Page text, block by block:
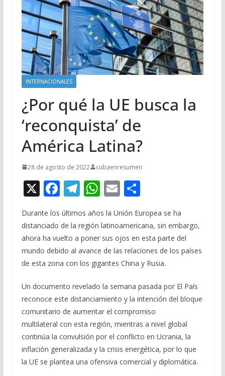
INTERNACIONALES
¿Por qué la UE busca la
‘reconquista’ de
América Latina?
28 de agosto de 2022 cubaenresumen
X F
ac
e
b
o
o
k
T
e
gr
a
m
W
h
at
s
A
p
p
E
m
ai
l
C
m
p
ar
ti
r
Durante los últimos años la Unión Europea se ha
distanciado de la región latinoamericana, sin embargo,
ahora ha vuelto a poner sus ojos en esta parte del
mundo debido al avance de las relaciones de los países
de esta zona con los gigantes China y Rusia.
Un documento revelado la semana pasada por El País
reconoce este distanciamiento y la intención del bloque
comunitario de aumentar el compromiso
multilateral con esta región, mientras a nivel global
continúa la convulsión por el conflicto en Ucrania, la
inflación generalizada y la crisis energética, por lo que
la UE se plantea una ofensiva comercial y diplomática.